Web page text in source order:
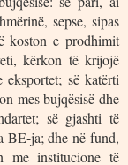
sepse, sipas
koston e prodhimit
kërkon të krijojë
së katërti
mes bujqësisë dhe
së gjashti të
BE-ja; dhe në fund,
me institucione të